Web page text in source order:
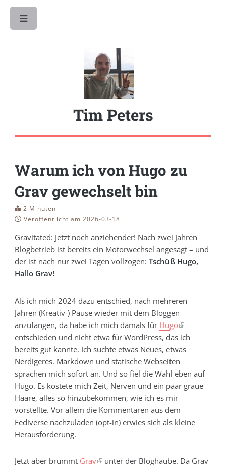
Tim Peters
Warum ich von Hugo zu
Grav gewechselt bin
2 Minuten
Veröffentlicht am 2026-03-18
Gravitated: Jetzt noch anziehender! Nach zwei Jahren
Blogbetrieb ist bereits ein Motorwechsel angesagt – und
der ist nach nur zwei Tagen vollzogen:Tschüß Hugo,
Hallo Grav!
Als ich mich 2024 dazu entschied, nach mehreren
Jahren (Kreativ-) Pause wieder mit dem Bloggen
anzufangen, da habe ich mich damals für Hugo
entschieden und nicht etwa für WordPress, das ich
bereits gut kannte. Ich suchte etwas Neues, etwas
Nerdigeres. Markdown und statische Webseiten
sprachen mich sofort an. Und so fiel die Wahl eben auf
Hugo. Es kostete mich Zeit, Nerven und ein paar graue
Haare, alles so hinzubekommen, wie ich es mir
vorstellte. Vor allem die Kommentaren aus dem
Fediverse nachzuladen (opt-in) erwies sich als kleine
Herausforderung.
Jetzt aber brummt Grav
unter der Bloghaube. Da Grav